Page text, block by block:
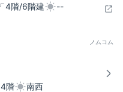
4階/6階建 --
ノムコム
4階 南西